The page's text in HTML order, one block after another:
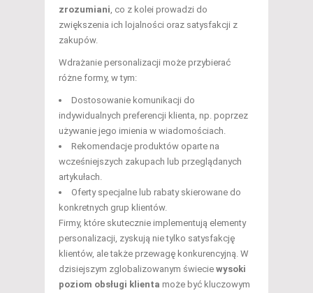
zrozumiani , co z kolei prowadzi do
zwiększenia ich lojalności oraz satysfakcji z
zakupów.
Wdrażanie personalizacji może przybierać
różne formy, w tym:
Dostosowanie komunikacji do
indywidualnych preferencji klienta, np. poprzez
używanie jego imienia w wiadomościach.
Rekomendacje produktów oparte na
wcześniejszych zakupach lub przeglądanych
artykułach.
Oferty specjalne lub rabaty skierowane do
konkretnych grup klientów.
Firmy, które skutecznie implementują elementy
personalizacji, zyskują nie tylko satysfakcję
klientów, ale także przewagę konkurencyjną. W
dzisiejszym zglobalizowanym świecie wysoki
poziom obsługi klienta może być kluczowym